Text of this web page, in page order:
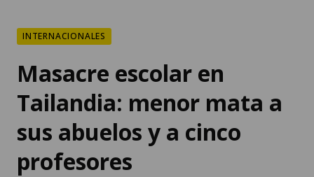
INTERNACIONALES
Masacre escolar en
Tailandia: menor mata a
sus abuelos y a cinco
profesores